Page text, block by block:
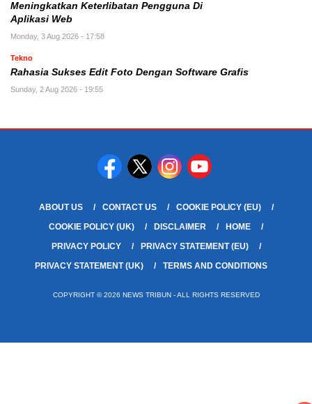
Meningkatkan Keterlibatan Pengguna Di
Aplikasi Web
Monday, 3 Aug 2026 - 17:58
Tekno
Rahasia Sukses Edit Foto Dengan Software Grafis
Sunday, 2 Aug 2026 - 19:55
ABOUT US CONTACT US
COOKIE POLICY (EU)
COOKIE POLICY (UK)
DISCLAIMER
HOME
PRIVACY POLICY
PRIVACY STATEMENT (EU)
PRIVACY STATEMENT (UK)
TERMS AND CONDITIONS
COPYRIGHT © 2026 NEWS TRIBUN - ALL RIGHTS RESERVED